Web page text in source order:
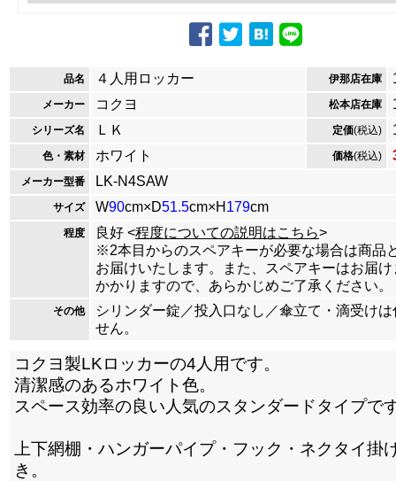
品名 ４人用ロッカー 伊那店在庫
メーカー コクヨ 松本店在庫
シリーズ名 ＬＫ 定価(税込)
色・素材 ホワイト 価格(税込)
メーカー型番 LK-N4SAW
サイズ W90cm×D51.5cm×H 179cm
程度 良好 <程度についての説明はこちら>
※2本目からのスペアキーが必要な場合は商品
お届けいたします。また、スペアキーはお届
かかりますので、あらかじめご了承ください。
その他
シリンダー錠／投入口なし／傘立て・滴受け
せん。
コクヨ製LKロッカーの4人用です。
清潔感のあるホワイト色。
スペース効率の良い人気のスタンダードタイプで
上下網棚・ハンガーパイプ・フック・ネクタイ掛
き。